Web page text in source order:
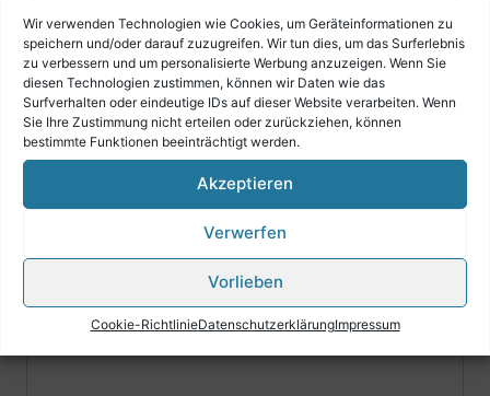
Wir verwenden Technologien wie Cookies, um Geräteinformationen zu
speichern und/oder darauf zuzugreifen. Wir tun dies, um das Surferlebnis
zu verbessern und um personalisierte Werbung anzuzeigen. Wenn Sie
diesen Technologien zustimmen, können wir Daten wie das
Surfverhalten oder eindeutige IDs auf dieser Website verarbeiten. Wenn
Sie Ihre Zustimmung nicht erteilen oder zurückziehen, können
bestimmte Funktionen beeinträchtigt werden.
Akzeptieren
Verwerfen
Vorlieben
Cookie-RichtlinieDatenschutzerklärungImpressum
Als Exklusivvertrieb für Deutschland haben wir immer
eine große Auswahl an Harmonikariemen lagernd.
Sie sind Händler??
Dann kontaktieren Sie uns bitte.
Wir lassen ihnen eine Händlerpreisliste zukommen.
Rufen Sie uns an wir beraten Sie gerne!